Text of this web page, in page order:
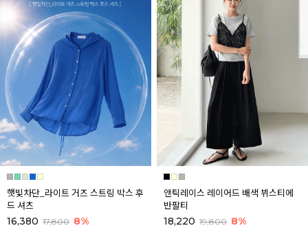
햇빛차단_라이트 거즈 스트링 박스 후
드 셔츠
16,380 17,800 8%
앤틱레이스 레이어드 배색 뷔스티에
반팔티
18,220 19,800 8%